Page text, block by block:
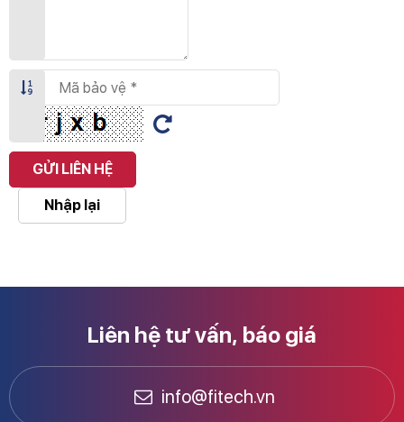
GỬI LIÊN HỆ
Nhập lại
Liên hệ tư vấn, báo giá
info@fitech.vn